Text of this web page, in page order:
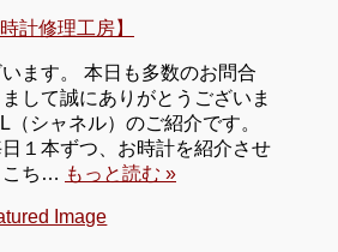
計修理工房】
ます。 本日も多数のお問合
して誠にありがとうございま
シャネル）のご紹介です。
１本ずつ、お時計を紹介させ
こち… もっと読む »